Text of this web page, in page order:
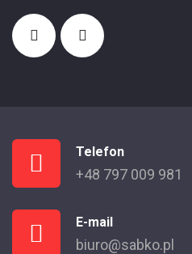
Telefon
+48 797 009 981
E-mail
biuro@sabko.pl